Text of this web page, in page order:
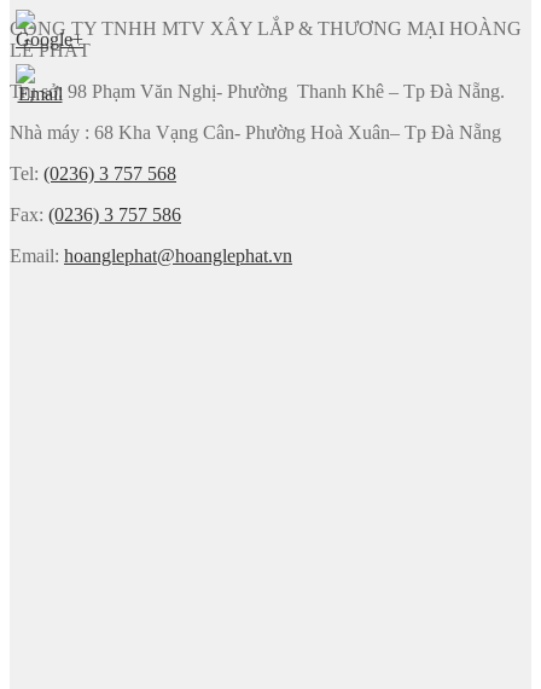
CÔNG TY TNHH MTV XÂY LẮP & THƯƠNG MẠI HOÀNG
LÊ PHÁT
Trụ sở: 98 Phạm Văn Nghị- Phường Thanh Khê – Tp Đà Nẵng.
Nhà máy : 68 Kha Vạng Cân- Phường Hoà Xuân– Tp Đà Nẵng
Tel: (0236) 3 757 568
Fax: (0236) 3 757 586
Email: hoanglephat@hoanglephat.vn